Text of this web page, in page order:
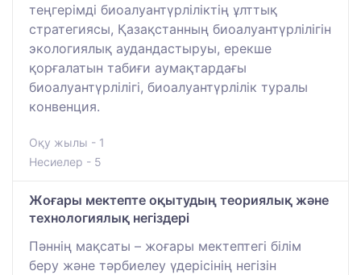
теңгерімді биоалуантүрліліктің ұлттық
стратегиясы, Қазақстанның биоалуантүрлілігін
экологиялық аудандастыруы, ерекше
қорғалатын табиғи аумақтардағы
биоалуантүрлілігі, биоалуантүрлілік туралы
конвенция.
Оқу жылы - 1
Несиелер - 5
Жоғары мектепте оқытудың теориялық және
технологиялық негіздері
Пәннің мақсаты – жоғары мектептегі білім
беру және тәрбиелеу үдерісінің негізін